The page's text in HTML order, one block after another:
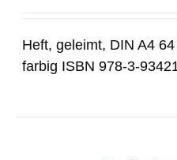
Heft, geleimt, DIN A4
farbig ISBN 978-3-